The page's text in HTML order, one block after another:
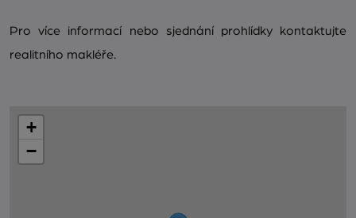
Pro více informací nebo sjednání prohlídky kontaktujte
realitního makléře.
+
−